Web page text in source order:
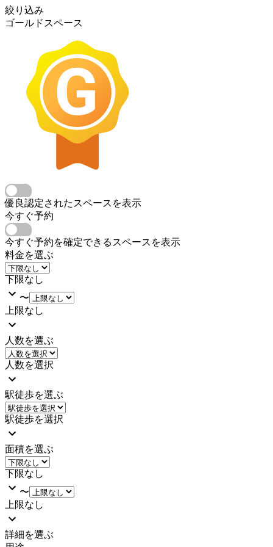
絞り込み
ゴールドスペース
優良認定されたスペースを表示
今すぐ予約
今すぐ予約を確定できるスペースを表示
料金を選ぶ
下限なし
〜
上限なし
人数を選ぶ
人数を選択
駅徒歩を選ぶ
駅徒歩を選択
面積を選ぶ
下限なし
〜
上限なし
詳細を選ぶ